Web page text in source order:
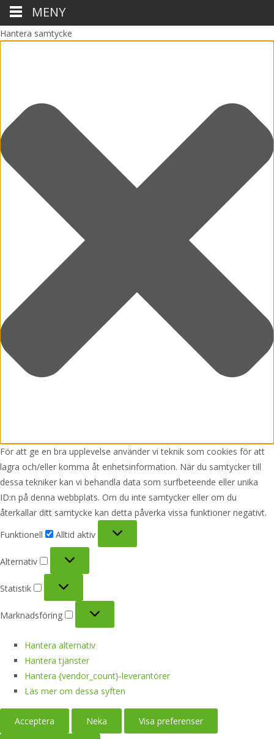
Hantera samtycke
För att ge en bra upplevelse använder vi teknik som cookies för att
lagra och/eller komma åt enhetsinformation. När du samtycker till
dessa tekniker kan vi behandla data som surfbeteende eller unika
ID:n på denna webbplats. Om du inte samtycker eller om du
återkallar ditt samtycke kan detta påverka vissa funktioner negativt.
Funktionell
Alltid aktiv
Alternativ
Statistik
Marknadsföring
Hantera alternativ
Hantera tjänster
Hantera {vendor_count}-leverantörer
Läs mer om dessa syften
Acceptera Neka Visa preferenser
MENY